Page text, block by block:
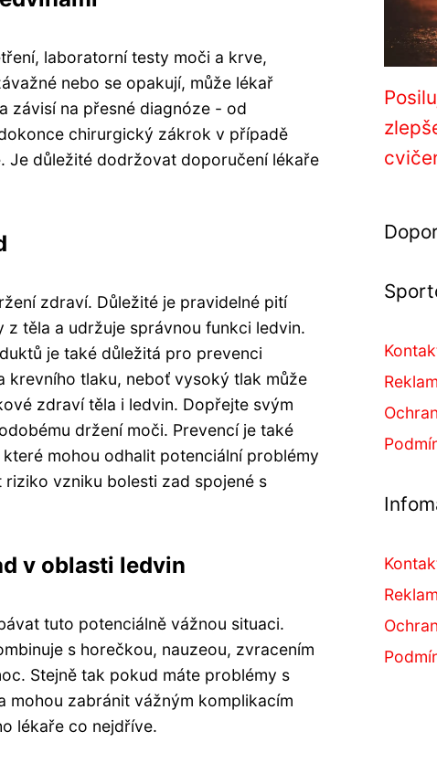
laboratorní testy moči a krve,
nebo se opakují, může lékař
závisí na přesné diagnóze - od
chirurgický zákrok v případě
Je důležité dodržovat doporučení lékaře
zdraví. Důležité je pravidelné pití
těla a udržuje správnou funkci ledvin.
je také důležitá pro prevenci
krevního tlaku, neboť vysoký tlak může
zdraví těla i ledvin. Dopřejte svým
držení moči. Prevencí je také
mohou odhalit potenciální problémy
vzniku bolesti zad spojené s
v oblasti ledvin
tuto potenciálně vážnou situaci.
s horečkou, nauzeou, zvracením
Stejně tak pokud máte problémy s
mohou zabránit vážným komplikacím
lékaře co nejdříve.